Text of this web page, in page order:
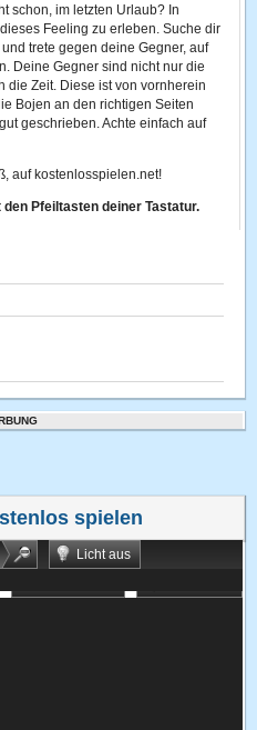
schon, im letzten Urlaub? In
Feeling zu erleben. Suche dir
trete gegen deine Gegner, auf
Deine Gegner sind nicht nur die
die Zeit. Diese ist von vornherein
Bojen an den richtigen Seiten
geschrieben. Achte einfach auf
auf kostenlosspielen.net!
Pfeiltasten deiner Tastatur.
spielen
Licht aus